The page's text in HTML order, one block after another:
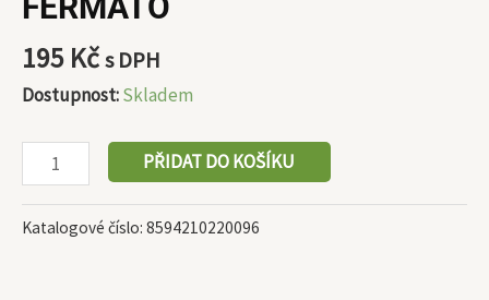
195 Kčs DPH
Dostupnost:Skladem
PŘIDAT DO KOŠÍKU
Katalogové číslo: 8594210220096